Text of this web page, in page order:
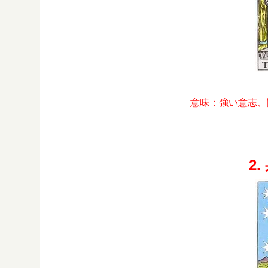
意味：強い意志
2.